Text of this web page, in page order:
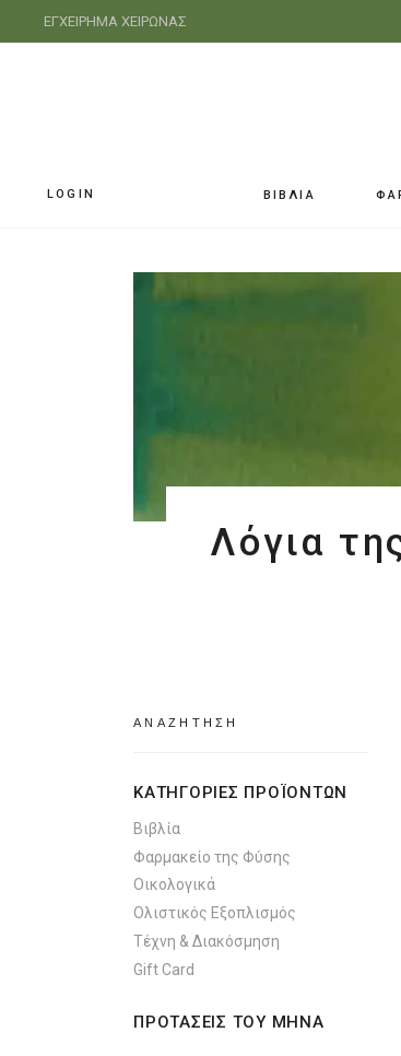
ΕΓΧΕΙΡΗΜΑ ΧΕΙΡΩΝΑΣ
LOGIN ΒΙΒΛΙΑ
Λόγια
for:
ΚΑΤΗΓΟΡΙΕΣ ΠΡΟΪΟΝΤΩΝ
Βιβλία
Φαρμακείο της Φύσης
Οικολογικά
Ολιστικός Εξοπλισμός
Τέχνη & Διακόσμηση
Gift Card
ΠΡΟΤΑΣΕΙΣ ΤΟΥ ΜΗΝΑ